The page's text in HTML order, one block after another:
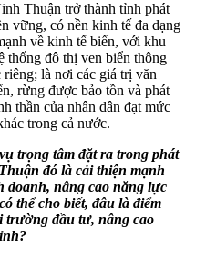
Thuận trở thành tỉnh phát
vững, có nền kinh tế đa dạng
về kinh tế biển, với khu
thống đô thị ven biển thông
là nơi các giá trị văn
rừng được bảo tồn và phát
thần của nhân dân đạt mức
trong cả nước.
trọng tâm đặt ra trong phát
đó là cải thiện mạnh
doanh, nâng cao năng lực
thể cho biết, đâu là điểm
trường đầu tư, nâng cao